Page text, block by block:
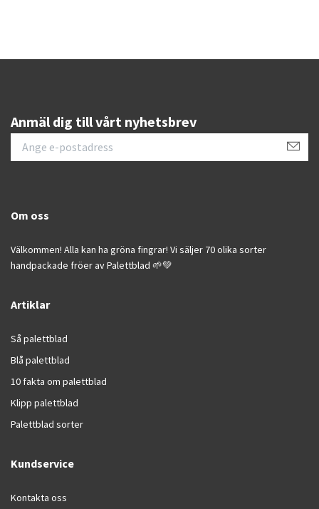
Anmäl dig till vårt nyhetsbrev
Om oss
Välkommen! Alla kan ha gröna fingrar! Vi säljer 70 olika sorter
handpackade fröer av Palettblad 🌱💚
Artiklar
Så palettblad
Blå palettblad
10 fakta om palettblad
Klipp palettblad
Palettblad sorter
Kundservice
Kontakta oss